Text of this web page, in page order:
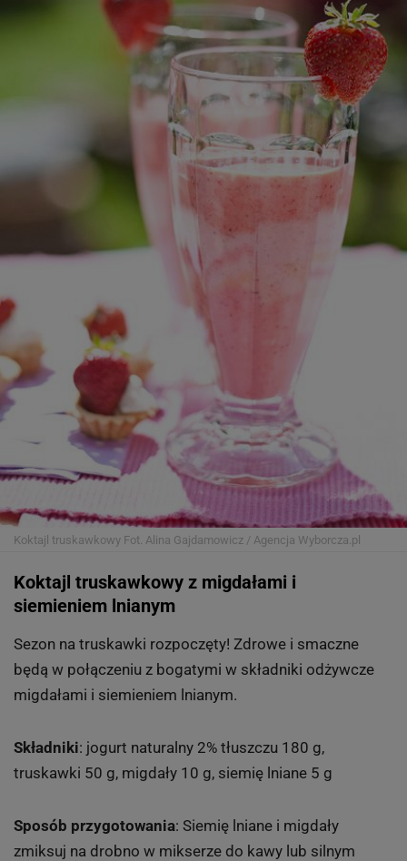
Koktajl truskawkowy Fot. Alina Gajdamowicz / Agencja Wyborcza.pl
Koktajl truskawkowy z migdałami i
siemieniem lnianym
Sezon na truskawki rozpoczęty! Zdrowe i smaczne
będą w połączeniu z bogatymi w składniki odżywcze
migdałami i siemieniem lnianym.
Składniki: jogurt naturalny 2% tłuszczu 180 g,
truskawki 50 g, migdały 10 g, siemię lniane 5 g
Sposób przygotowania: Siemię lniane i migdały
zmiksuj na drobno w mikserze do kawy lub silnym